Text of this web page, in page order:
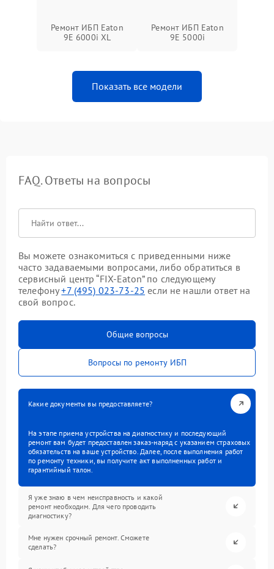
Ремонт ИБП Eaton
9E 6000i XL
Ремонт ИБП Eaton
9E 5000i
Показать все модели
FAQ. Ответы на вопросы
Вы можете ознакомиться с приведенными ниже
часто задаваемыми вопросами, либо обратиться в
сервисный центр “FIX-Eaton” по следующему
телефону+7 (495) 023-73-25 если не нашли ответ на
свой вопрос.
Общие вопросы
Вопросы по ремонту ИБП
Какие документы вы предоставляете?
На этапе приема устройства на диагностику и последующий
ремонт вам будет предоставлен заказ-наряд с указанием страховых
обязательств на ваше устройство. Далее, после выполнения работ
по ремонту техники, вы получите акт выполненных работ и
гарантийный талон.
Я уже знаю в чем неисправность и какой
ремонт необходим. Для чего проводить
диагностику?
Мне нужен срочный ремонт. Сможете
сделать?